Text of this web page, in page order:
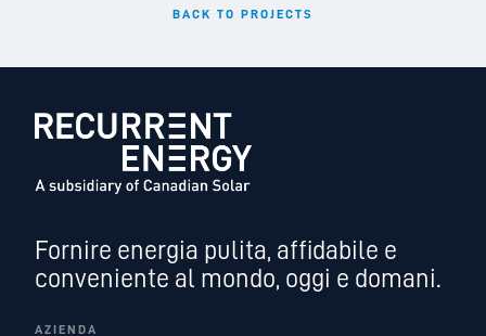
BACK TO PROJECTS
Fornire energia pulita, affidabile e
conveniente al mondo, oggi e domani.
AZIENDA